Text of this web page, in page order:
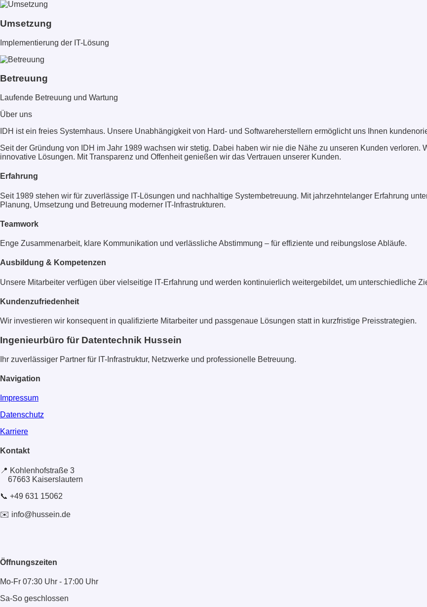
Umsetzung
Implementierung der IT-Lösung
Betreuung
Laufende Betreuung und Wartung
Über uns
IDH ist ein freies Systemhaus. Unsere Unabhängigkeit von Hard- und Softwareherstellern ermöglicht uns Ihnen
Seit der Gründung von IDH im Jahr 1989 wachsen wir stetig. Dabei haben wir nie die Nähe zu unseren Kunden
innovative Lösungen. Mit Transparenz und Offenheit genießen wir das Vertrauen unserer Kunden.
Erfahrung
Seit 1989 stehen wir für zuverlässige IT-Lösungen und nachhaltige Systembetreuung. Mit jahrzehntelanger Erfahrung
Planung, Umsetzung und Betreuung moderner IT-Infrastrukturen.
Teamwork
Enge Zusammenarbeit, klare Kommunikation und verlässliche Abstimmung – für effiziente und reibungslose Abläufe.
Ausbildung & Kompetenzen
Unsere Mitarbeiter verfügen über vielseitige IT-Erfahrung und werden kontinuierlich weitergebildet, um unterschiedliche
Kundenzufriedenheit
Wir investieren wir konsequent in qualifizierte Mitarbeiter und passgenaue Lösungen statt in kurzfristige Preisstrategien.
Ingenieurbüro für Datentechnik Hussein
Ihr zuverlässiger Partner für IT-Infrastruktur, Netzwerke und professionelle Betreuung.
Navigation
Impressum
Datenschutz
Karriere
Kontakt
📍 Kohlenhofstraße 3
67663 Kaiserslautern
📞 +49 631 15062
✉️ info@hussein.de
Öffnungszeiten
Mo-Fr 07:30 Uhr - 17:00 Uhr
Sa-So geschlossen